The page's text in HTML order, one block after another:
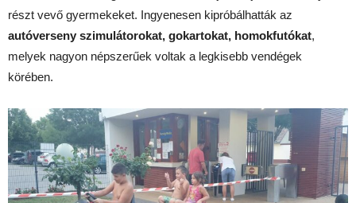
részt vevő gyermekeket. Ingyenesen kipróbálhatták az
autóverseny szimulátorokat, gokartokat, homokfutókat,
melyek nagyon népszerűek voltak a legkisebb vendégek
körében.